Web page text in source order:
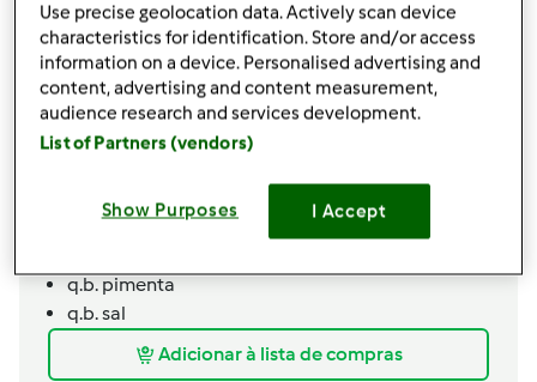
1/2colher de chásal
50ggramaágua fria
4unidadeovos
200 mlnatas
100gramaqueijo
gramapimento verde e vermelho,
em cubos
q.b. pimenta
q.b.sal
Adicionar à lista de compras
Use precise geolocation data. Actively scan device
characteristics for identification. Store and/or access
information on a device. Personalised advertising and
content, advertising and content measurement,
audience research and services development.
List of Partners (vendors)
Show Purposes I Accept